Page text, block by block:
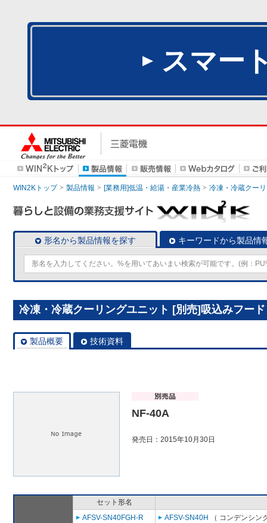
スマー
WIN2Kトップ 製品情報 [業務用]低温・給湯・産業冷熱 冷凍・冷蔵クー
形名から製品情報を探す キーワードから製品情
冷凍・冷蔵クーリングユニット [別売]吸込みフー
製品概要 技術資料
NF-40A
発売日：2015年10月30日
セット形名
AFSV-SN40FGH-R
AFSV-SN40H
（ コンデンシン